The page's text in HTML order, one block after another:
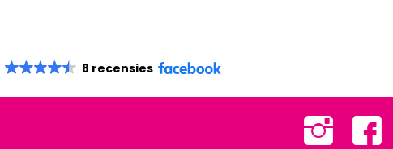
8 recensies